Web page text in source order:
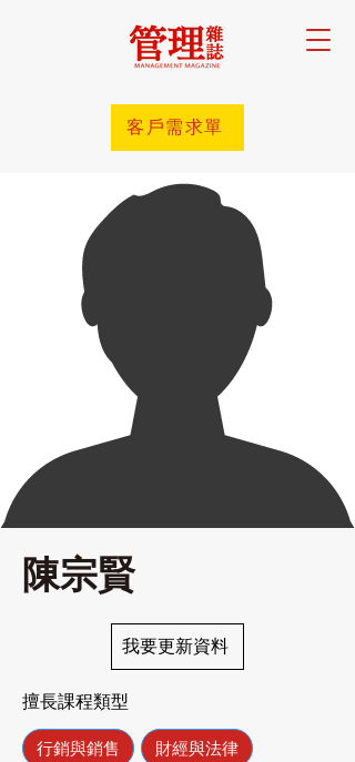
客戶需求單
陳宗賢
我要更新資料
擅長課程類型
行銷與銷售 財經與法律